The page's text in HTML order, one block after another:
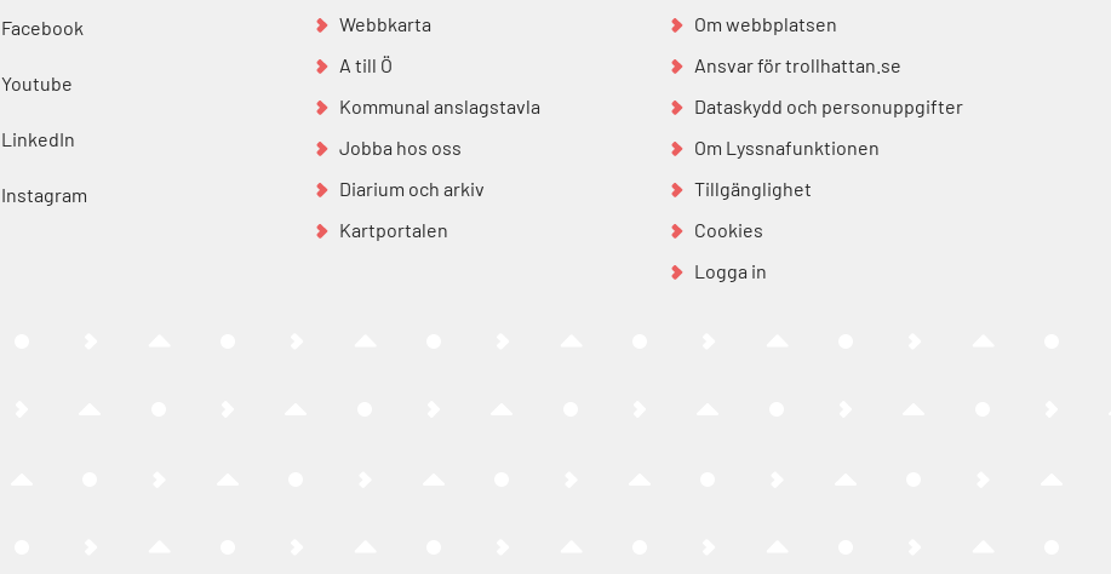
Facebook
Youtube
LinkedIn
Instagram
Webbkarta
A till Ö
Kommunal anslagstavla
Jobba hos oss
Diarium och arkiv
Kartportalen
Om webbplatsen
Ansvar för trollhattan.se
Dataskydd och personuppgifter
Om Lyssnafunktionen
Tillgänglighet
Cookies
Logga in